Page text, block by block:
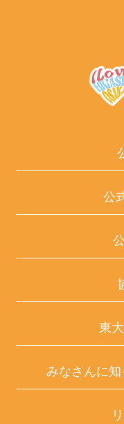
公
東
みなさんに